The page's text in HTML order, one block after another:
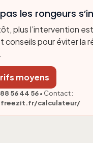
les rongeurs
plus l’intervention
conseils pour éviter la
moyens
56 44 56• Contact :
calculateur/